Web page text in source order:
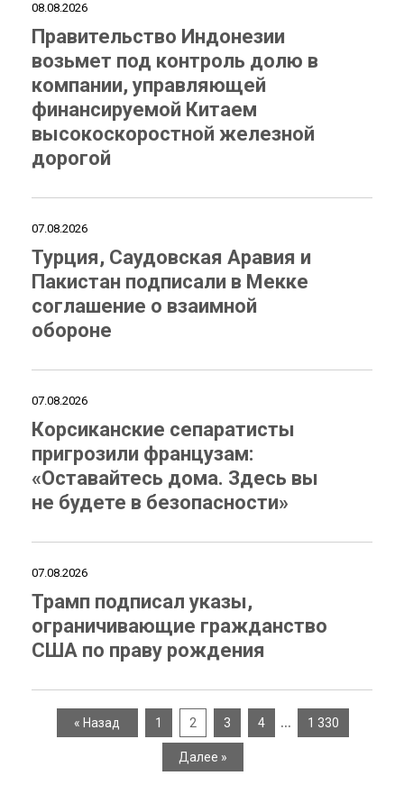
08.08.2026
Правительство Индонезии
возьмет под контроль долю в
компании, управляющей
финансируемой Китаем
высокоскоростной железной
дорогой
07.08.2026
Турция, Саудовская Аравия и
Пакистан подписали в Мекке
соглашение о взаимной
обороне
07.08.2026
Корсиканские сепаратисты
пригрозили французам:
«Оставайтесь дома. Здесь вы
не будете в безопасности»
07.08.2026
Трамп подписал указы,
ограничивающие гражданство
США по праву рождения
« Назад 1 2 3 4 … 1 330
Далее »